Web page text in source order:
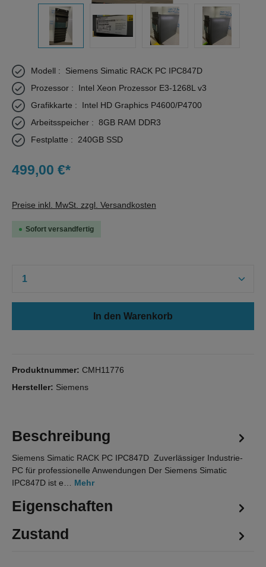
Modell :
Siemens Simatic RACK PC IPC847D
Prozessor :
Intel Xeon Prozessor E3-1268L v3
Grafikkarte :
Intel HD Graphics P4600/P4700
Arbeitsspeicher : 8GB RAM DDR3
Festplatte :
240GB SSD
499,00 €*
Preise inkl. MwSt. zzgl. Versandkosten
Sofort versandfertig
Produkt Anzahl: Gib den gewünschten
In den Warenkorb
Produktnummer: CMH11776
Hersteller: Siemens
Beschreibung
Siemens Simatic RACK PC IPC847D Zuverlässiger Industrie-
PC für professionelle Anwendungen Der Siemens Simatic
IPC847D ist e… Mehr
Eigenschaften
Zustand